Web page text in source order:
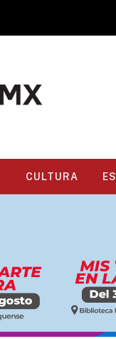
CULTURA